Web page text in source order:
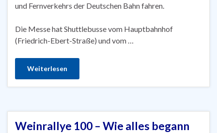
und Fernverkehrs der Deutschen Bahn fahren.
Die Messe hat Shuttlebusse vom Hauptbahnhof
(Friedrich-Ebert-Straße) und vom …
Weiterlesen
Weinrallye 100 – Wie alles begann